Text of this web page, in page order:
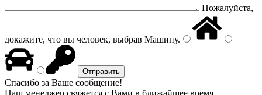
Пожалуйста,
докажите, что вы человек, выбрав Машину.
Спасибо за Ваше сообщение!
Наш менеджер свяжется с Вами в ближайшее время.